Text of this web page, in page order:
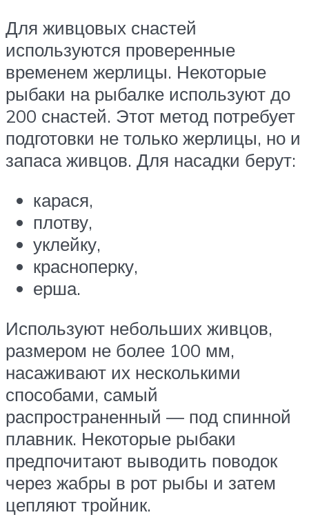
Для живцовых снастей
используются проверенные
временем жерлицы. Некоторые
рыбаки на рыбалке используют до
200 снастей. Этот метод потребует
подготовки не только жерлицы, но и
запаса живцов. Для насадки берут:
карася,
плотву,
уклейку,
красноперку,
ерша.
Используют небольших живцов,
размером не более 100 мм,
насаживают их несколькими
способами, самый
распространенный — под спинной
плавник. Некоторые рыбаки
предпочитают выводить поводок
через жабры в рот рыбы и затем
цепляют тройник.